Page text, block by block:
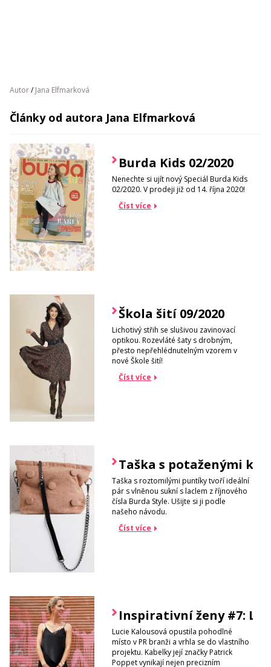
Autor/ Jana Elfmarková
Články od autora Jana Elfmarková
Burda Kids 02/2020
Nenechte si ujít nový Speciál Burda Kids
02/2020. V prodeji již od 14. října 2020!
Číst více
Škola šití 09/2020
Lichotivý střih se slušivou zavinovací
optikou. Rozevláté šaty s drobným,
přesto nepřehlédnutelným vzorem v
nové Škole šití!
Číst více
Taška s potaženými
Taška s roztomilými puntíky tvoří ideální
pár s vlněnou sukní s laclem z říjnového
čísla Burda Style. Ušijte si ji podle
našeho návodu.
Číst více
Inspirativní ženy #7:
Lucie Kalousová opustila pohodlné
místo v PR branži a vrhla se do vlastního
projektu. Kabelky její značky Patrick
Poppet vynikají nejen precizním